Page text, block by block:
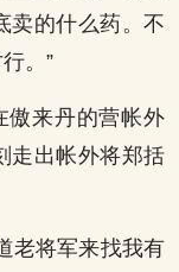
卖的什么药。不
。”
傲来丹的营帐外
走出帐外将郑括
老将军来找我有